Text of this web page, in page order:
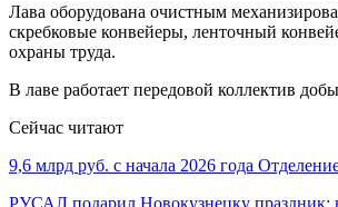
Лава оборудована очистным
скребковые конвейеры, ленточный
охраны труда.
В лаве работает передовой коллектив
Сейчас читают
9,6 млрд руб. с начала 2026 года
РУСАЛ подарил Новокузнецку